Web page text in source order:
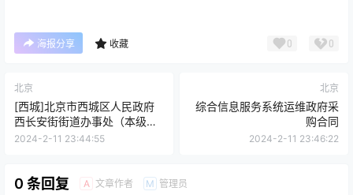
海报分享 收藏 0 0
北京
[西城]北京市西城区人民政府
西长安街街道办事处（本级）
2024年1至12月政府采购意向
2024-2-11 23:44:55
北京
综合信息服务系统运维政府采
购合同
2024-2-11 23:46:22
0 条回复 A 文章作者 M 管理员